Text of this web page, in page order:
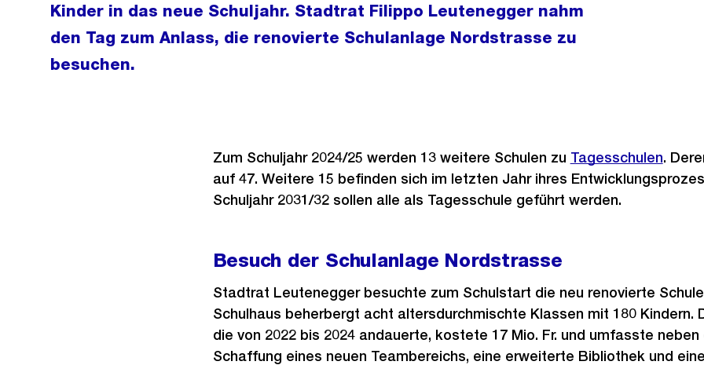
Kinder in das neue Schuljahr. Stadtrat Filippo Leutenegger nahm
den Tag zum Anlass, die renovierte Schulanlage Nordstrasse zu
besuchen.
Zum Schuljahr 2024/25 werden 13 weitere Schulen zu Tagesschulen.
auf 47. Weitere 15 befinden sich im letzten Jahr ihres
Schuljahr 2031/32 sollen alle als Tagesschule geführt werden.
Besuch der Schulanlage Nordstrasse
Stadtrat Leutenegger besuchte zum Schulstart die neu renovierte
Schulhaus beherbergt acht altersdurchmischte Klassen mit 180 Kindern.
die von 2022 bis 2024 andauerte, kostete 17 Mio. Fr. und umfasste
Schaffung eines neuen Teambereichs, eine erweiterte Bibliothek und